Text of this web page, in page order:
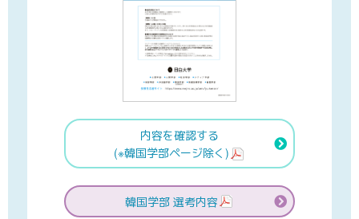
内容を確認する
(※韓国学部ページ除く)
韓国学部 選考内容